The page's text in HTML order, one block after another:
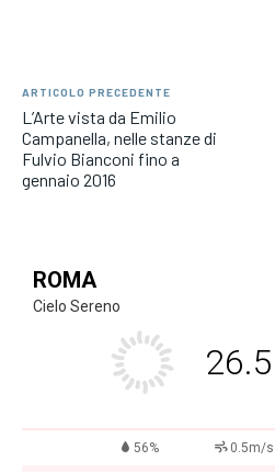
ARTICOLO PRECEDENTE
L’Arte vista da Emilio
Campanella, nelle stanze di
Fulvio Bianconi fino a
gennaio 2016
ROMA
Cielo Sereno
26.5
56% 0.5m/s